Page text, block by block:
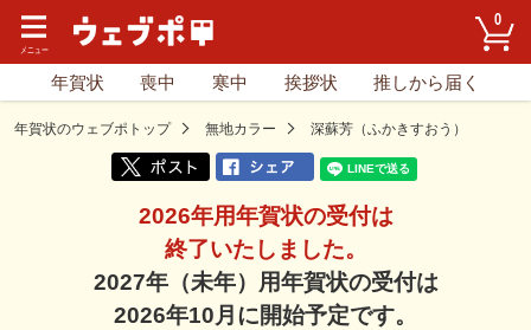
0
年賀状 喪中 寒中 挨拶状 推しから届く
年賀状のウェブポトップ 無地カラー 深蘇芳（ふかきすおう）
2026年用年賀状の受付は
終了いたしました。
2027年（未年）用年賀状の受付は
2026年10月に開始予定です。